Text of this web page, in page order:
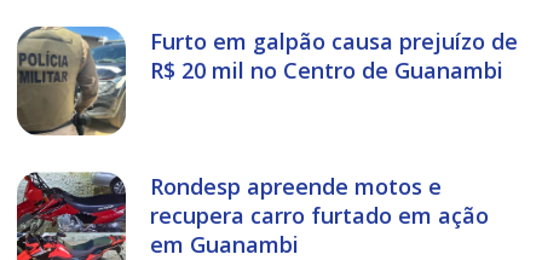
Furto em galpão causa prejuízo de
R$ 20 mil no Centro de Guanambi
Rondesp apreende motos e
recupera carro furtado em ação
em Guanambi